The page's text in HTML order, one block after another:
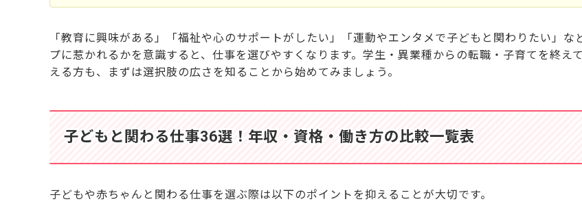
不登校支援
図書館スタッフ
アミューズメント施設・テーマパーク
子どもと関わる仕事のやりがいと大変なこと
子どもと関わる仕事のやりがい
未経験・資格なしから子どもと関わる仕事に就く4ステップ
「教育に興味がある」「福祉や心のサポートがしたい」「運動やエンタメで子どもと関わりたい」な
プに惹かれるかを意識すると、仕事を選びやすくなります。学生・異業種からの転職・子育てを終え
える方も、まずは選択肢の広さを知ることから始めてみましょう。
子どもと関わる仕事36選！年収・資格・働き方の比較一覧表
子どもや赤ちゃんと関わる仕事を選ぶ際は以下のポイントを抑えることが大切です。